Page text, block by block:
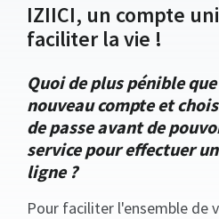
IZIICI, un compte
faciliter la vie !
Quoi de plus pénible
nouveau compte et
de passe avant de
service pour effectuer
ligne ?
Pour faciliter l'ensemble de